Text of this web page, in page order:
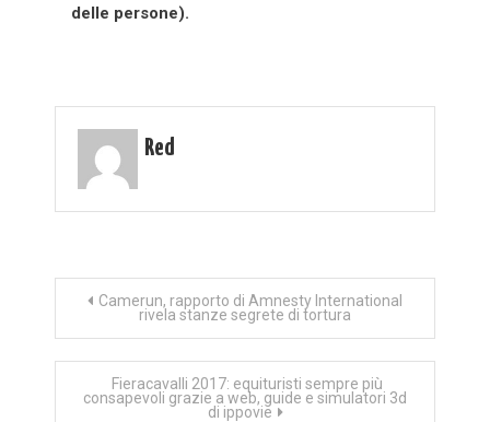
delle persone).
Red
Navigazione
articoli
Camerun, rapporto di Amnesty International
rivela stanze segrete di tortura
Fieracavalli 2017: equituristi sempre più
consapevoli grazie a web, guide e simulatori 3d
di ippovie